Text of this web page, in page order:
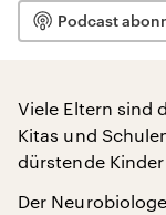
Podcast
Viele Eltern sind
Kitas und
dürstende
Der